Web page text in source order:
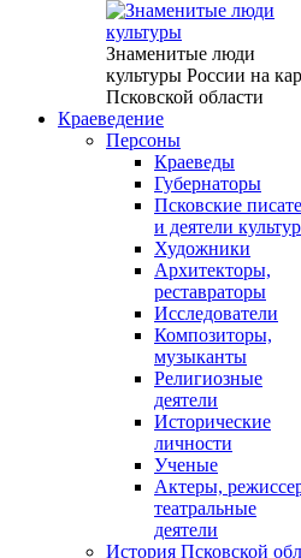
Знаменитые люди
культуры России на
Псковской области
Краеведение
Персоны
Краеведы
Губернаторы
Псковские
и деятели
Художники
Архитекторы,
реставраторы
Исследователи
Композиторы,
музыканты
Религиозные
деятели
Исторические
личности
Ученые
Актеры,
театральные
деятели
История Псковской